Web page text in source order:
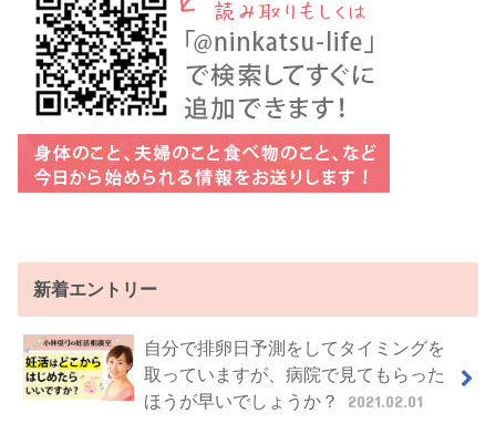
新着エントリー
自分で排卵日予測をしてタイミングを
取っていますが、病院で見てもらった
ほうが早いでしょうか？
2021.02.01